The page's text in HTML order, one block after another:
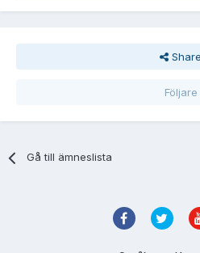
Share
Följare
Gå till ämneslista